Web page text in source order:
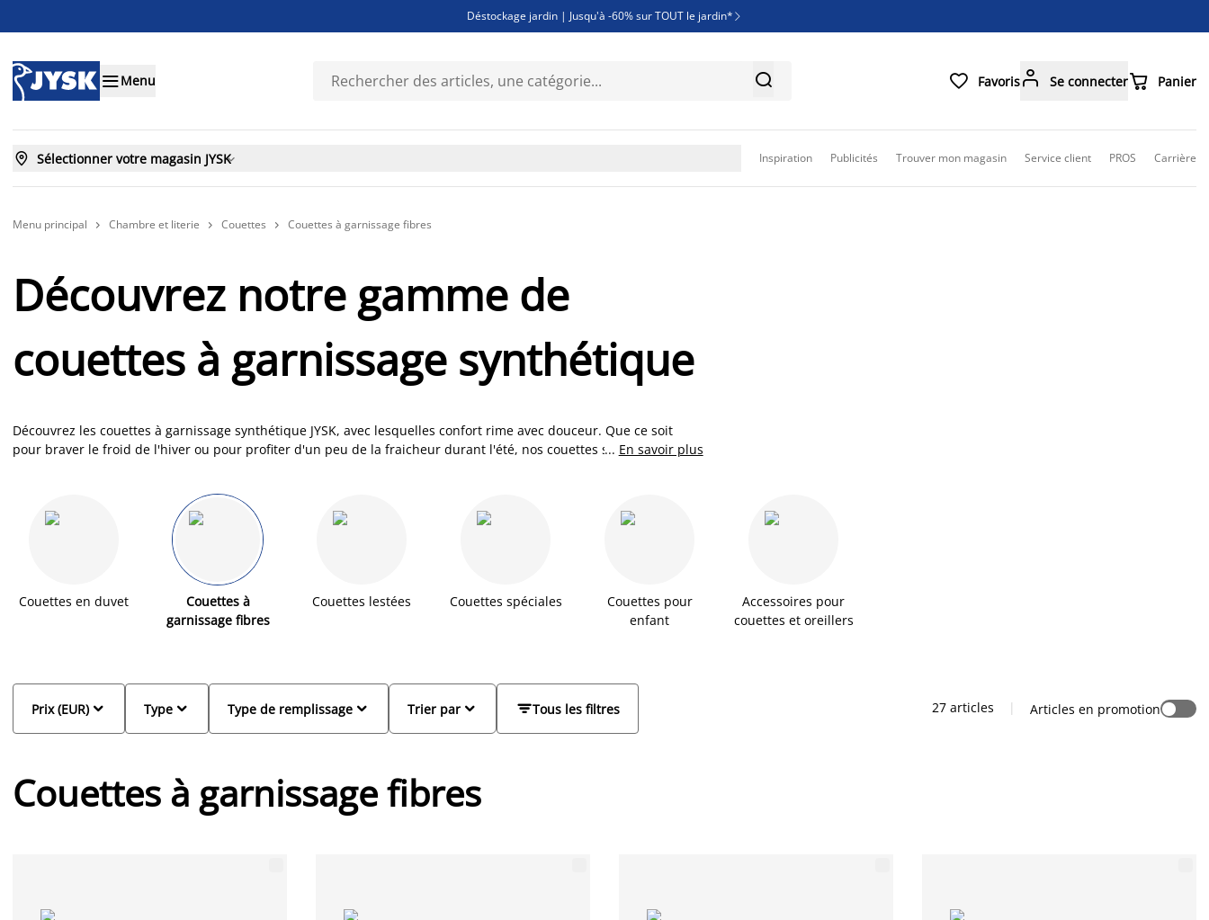
Déstockage jardin | Jusqu'à -60% sur TOUT le jardin* 
Découvrez les nouveautés de la collection
Menu   Favoris Se connecter Panier
 Sélectionner votre magasin JYSK Inspiration Publicités Trouver mon magasin Service client PROS Carrière
Menu principal  Chambre et literie  Couettes  Couettes à garnissage fibres
Découvrez notre gamme de
couettes à garnissage synthétique
Découvrez les couettes à garnissage synthétique JYSK, avec lesquelles confort rime avec douceur. Que ce soit
pour braver le froid de l'hiver ou pour profiter d'un peu de la fraicheur durant l'été, nos couettes synthétiques
qualité, s'adaptent à votre température corporelle, régulent l'humidité et permettent une excellente ventilation.
... En savoir plus
Couettes en duvet
Couettes à
garnissage fibres
Couettes lestées Couettes spéciales
Couettes pour
enfant
Accessoires pour
couettes et oreillers

Prix (EUR) 
Type 
Type de remplissage Tous les filtres

Trier par 27 articles | Articles en promotion
Couettes à garnissage fibres